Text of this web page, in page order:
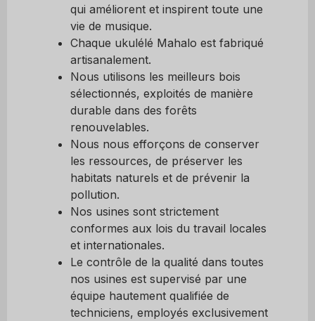
qui améliorent et inspirent toute une
vie de musique.
Chaque ukulélé Mahalo est fabriqué
artisanalement.
Nous utilisons les meilleurs bois
sélectionnés, exploités de manière
durable dans des forêts
renouvelables.
Nous nous efforçons de conserver
les ressources, de préserver les
habitats naturels et de prévenir la
pollution.
Nos usines sont strictement
conformes aux lois du travail locales
et internationales.
Le contrôle de la qualité dans toutes
nos usines est supervisé par une
équipe hautement qualifiée de
techniciens, employés exclusivement